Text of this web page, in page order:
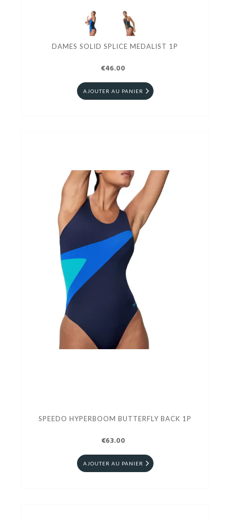
DAMES SOLID SPLICE MEDALIST 1P
€46.00
AJOUTER AU PANIER
SPEEDO HYPERBOOM BUTTERFLY BACK 1P
€63.00
AJOUTER AU PANIER